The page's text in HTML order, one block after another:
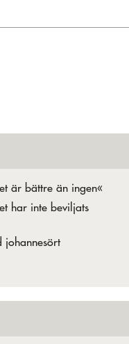
är bättre än ingen«
har inte beviljats
johannesört
27 maj
är en